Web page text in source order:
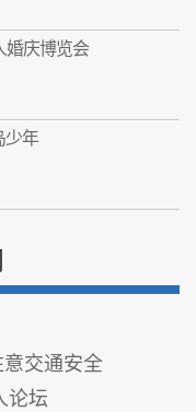
婚庆博览会
少年
交通安全
论坛